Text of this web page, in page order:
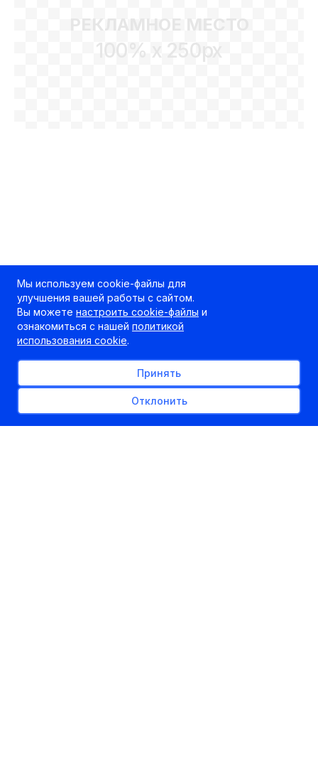
РЕКЛАМНОЕ МЕСТО
100% x 250px
Мы используем cookie-файлы для
улучшения вашей работы с сайтом.
Вы можете настроить cookie-файлы и
ознакомиться с нашей политикой
использования cookie.
Принять
Отклонить